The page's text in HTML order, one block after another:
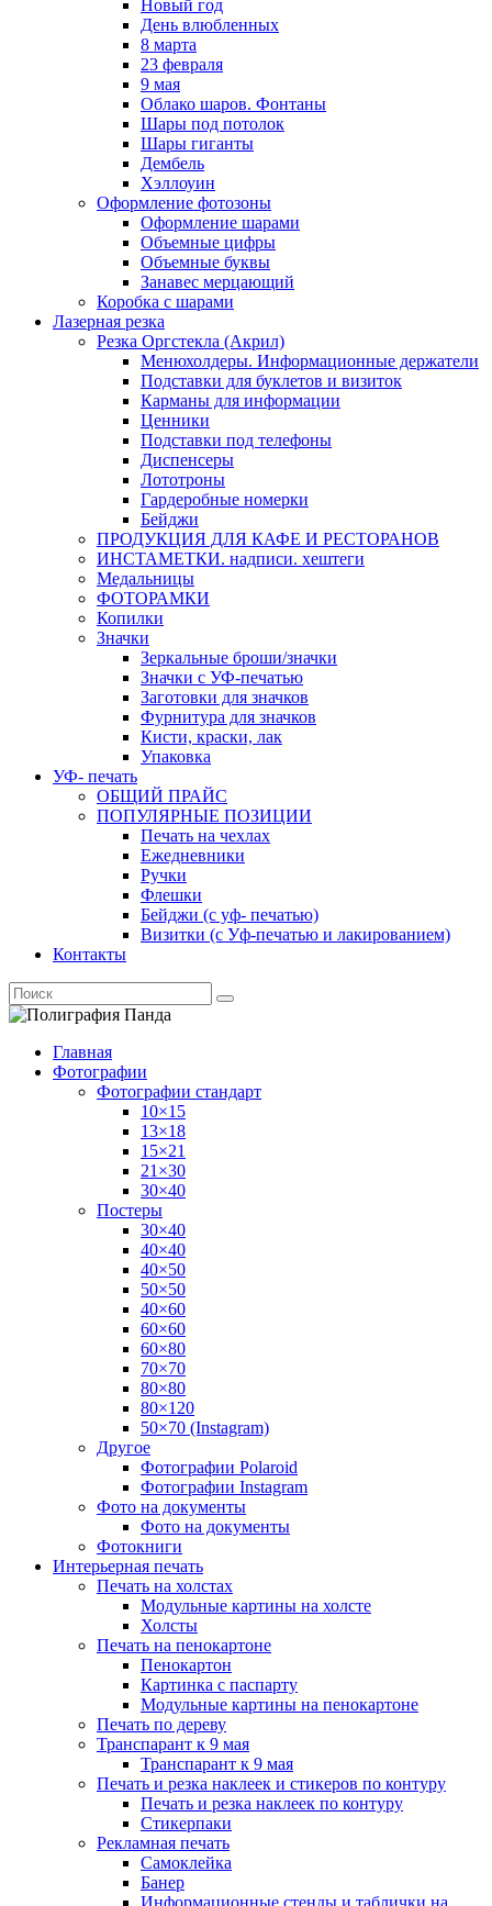
Новый год
День влюбленных
8 марта
23 февраля
9 мая
Облако шаров. Фонтаны
Шары под потолок
Шары гиганты
Дембель
Хэллоуин
Оформление фотозоны
Оформление шарами
Объемные цифры
Объемные буквы
Занавес мерцающий
Коробка с шарами
Лазерная резка
Резка Оргстекла (Акрил)
Менюхолдеры. Информационные держатели
Подставки для буклетов и визиток
Карманы для информации
Ценники
Подставки под телефоны
Диспенсеры
Лототроны
Гардеробные номерки
Бейджи
ПРОДУКЦИЯ ДЛЯ КАФЕ И РЕСТОРАНОВ
ИНСТАМЕТКИ. надписи. хештеги
Медальницы
ФОТОРАМКИ
Копилки
Значки
Зеркальные броши/значки
Значки с УФ-печатью
Заготовки для значков
Фурнитура для значков
Кисти, краски, лак
Упаковка
УФ- печать
ОБЩИЙ ПРАЙС
ПОПУЛЯРНЫЕ ПОЗИЦИИ
Печать на чехлах
Ежедневники
Ручки
Флешки
Бейджи (с уф- печатью)
Визитки (с Уф-печатью и лакированием)
Контакты
Главная
Фотографии
Фотографии стандарт
10×15
13×18
15×21
21×30
30×40
Постеры
30×40
40×40
40×50
50×50
40×60
60×60
60×80
70×70
80×80
80×120
50×70 (Instagram)
Другое
Фотографии Polaroid
Фотографии Instagram
Фото на документы
Фото на документы
Фотокниги
Интерьерная печать
Печать на холстах
Модульные картины на холсте
Холсты
Печать на пенокартоне
Пенокартон
Картинка с паспарту
Модульные картины на пенокартоне
Печать по дереву
Транспарант к 9 мая
Транспарант к 9 мая
Печать и резка наклеек и стикеров по контуру
Печать и резка наклеек по контуру
Стикерпаки
Рекламная печать
Самоклейка
Банер
Информационные стенды и таблички на